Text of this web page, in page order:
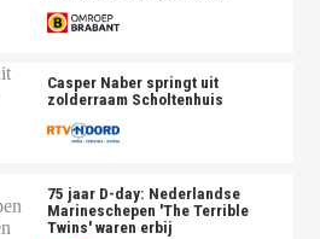
Casper Naber springt uit
zolderraam Scholtenhuis
75 jaar D-day: Nederlandse
Marineschepen 'The Terrible
Twins' waren erbij